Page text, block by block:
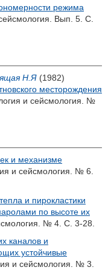
режима
Вып. 5. С.
Н.Я (1982)
месторождения
и сейсмология. №
и механизме
и сейсмология. № 6.
и пирокластики
по высоте их
№ 4. С. 3-28.
каналов и
устойчивые
и сейсмология. № 3.